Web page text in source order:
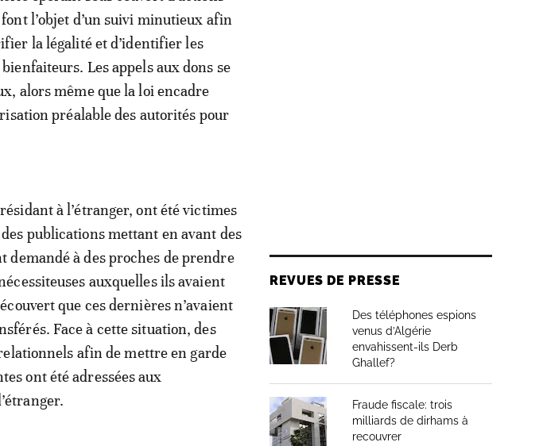
l’objet d’un suivi minutieux afin
la légalité et d’identifier les
Les appels aux dons se
alors même que la loi encadre
préalable des autorités pour
à l’étranger, ont été victimes
publications mettant en avant des
demandé à des proches de prendre
auxquelles ils avaient
que ces dernières n’avaient
Face à cette situation, des
afin de mettre en garde
ont été adressées aux
REVUES DE PRESSE
Des téléphones espions
venus d’Algérie
envahissent-ils Derb
Ghallef?
Fraude fiscale: trois
milliards de dirhams à
recouvrer